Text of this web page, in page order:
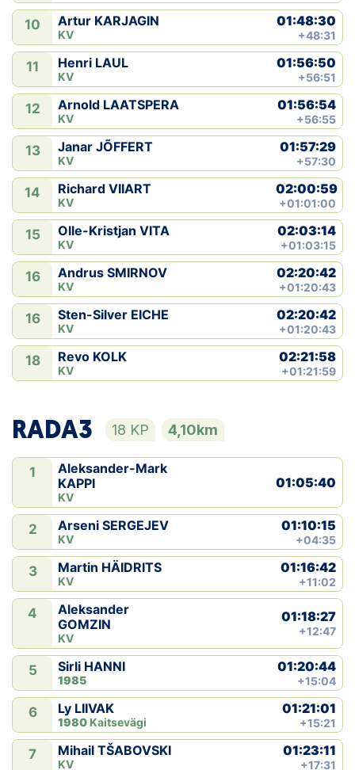
10 Artur KARJAGIN
KV
01:48:30
+48:31
11 Henri LAUL
KV
01:56:50
+56:51
12 Arnold LAATSPERA
KV
01:56:54
+56:55
13 Janar JÕFFERT
KV
01:57:29
+57:30
14 Richard VIIART
KV
02:00:59
+01:01:00
15 Olle-Kristjan VITA
KV
02:03:14
+01:03:15
16 Andrus SMIRNOV
KV
02:20:42
+01:20:43
16 Sten-Silver EICHE
KV
02:20:42
+01:20:43
18 Revo KOLK
KV
02:21:58
+01:21:59
RADA3 18 KP 4,10km
1
Aleksander-Mark
KAPPI
KV
01:05:40
2 Arseni SERGEJEV
KV
01:10:15
+04:35
3 Martin HÄIDRITS
KV
01:16:42
+11:02
4
Aleksander
GOMZIN
KV
01:18:27
+12:47
5 Sirli HANNI
1985
01:20:44
+15:04
6 Ly LIIVAK
1980 Kaitsevägi
01:21:01
+15:21
7 Mihail TŠABOVSKI
KV
01:23:11
+17:31